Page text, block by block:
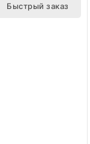
Быстрый заказ